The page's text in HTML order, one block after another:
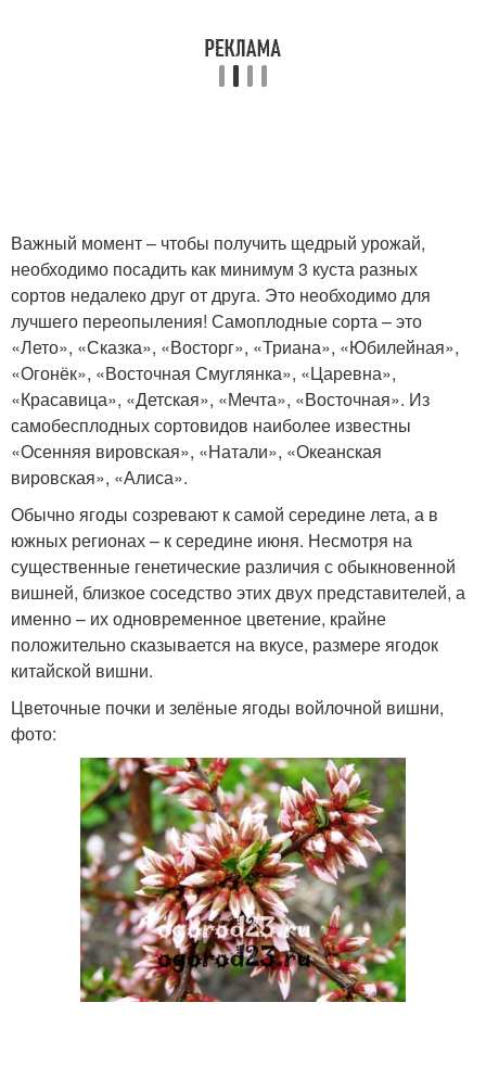
Важный момент – чтобы получить щедрый урожай,
необходимо посадить как минимум 3 куста разных
сортов недалеко друг от друга. Это необходимо для
лучшего переопыления! Самоплодные сорта – это
«Лето», «Сказка», «Восторг», «Триана», «Юбилейная»,
«Огонёк», «Восточная Смуглянка», «Царевна»,
«Красавица», «Детская», «Мечта», «Восточная». Из
самобесплодных сортовидов наиболее известны
«Осенняя вировская», «Натали», «Океанская
вировская», «Алиса».
Обычно ягоды созревают к самой середине лета, а в
южных регионах – к середине июня. Несмотря на
существенные генетические различия с обыкновенной
вишней, близкое соседство этих двух представителей, а
именно – их одновременное цветение, крайне
положительно сказывается на вкусе, размере ягодок
китайской вишни.
Цветочные почки и зелёные ягоды войлочной вишни,
фото: